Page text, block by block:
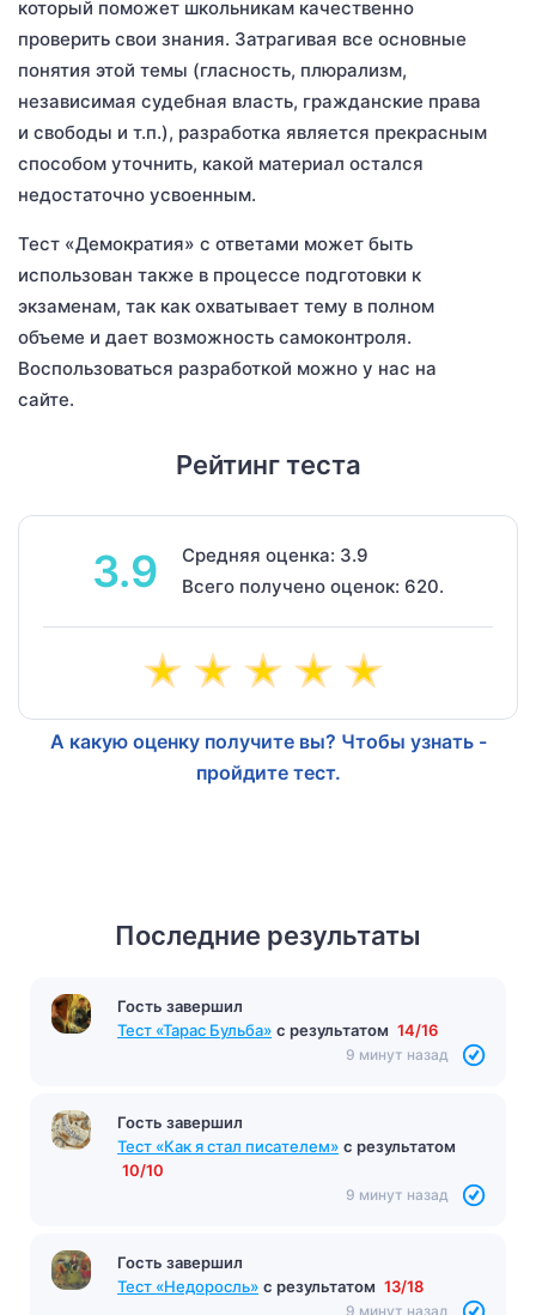
который поможет школьникам качественно
проверить свои знания. Затрагивая все основные
понятия этой темы (гласность, плюрализм,
независимая судебная власть, гражданские права
и свободы и т.п.), разработка является прекрасным
способом уточнить, какой материал остался
недостаточно усвоенным.
Тест «Демократия» с ответами может быть
использован также в процессе подготовки к
экзаменам, так как охватывает тему в полном
объеме и дает возможность самоконтроля.
Воспользоваться разработкой можно у нас на
сайте.
Рейтинг теста
3.9
Средняя оценка: 3.9
Всего получено оценок: 620.
А какую оценку получите вы? Чтобы узнать -
пройдите тест.
Последние результаты
Гость завершил
Тест «Тарас Бульба» с результатом 14/16
9 минут назад
Гость завершил
Тест «Как я стал писателем» с результатом
10/10
9 минут назад
Гость завершил
Тест «Недоросль» с результатом 13/18
9 минут назад